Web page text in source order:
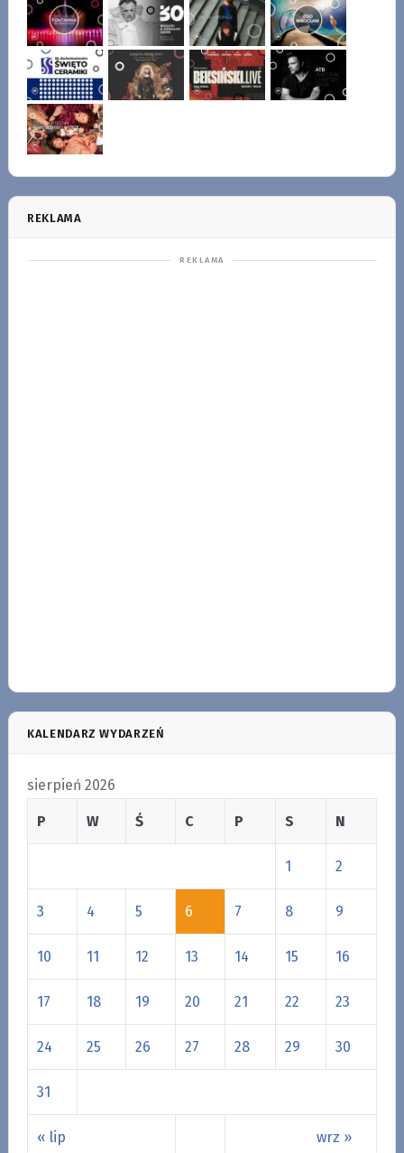
REKLAMA
KALENDARZ WYDARZEŃ
sierpień 2026
P W Ś C P S N
« lip wrz »
1 2
3 4 5 6 7 8 9
10 11 12 13 14 15 16
17 18 19 20 21 22 23
24 25 26 27 28 29 30
31